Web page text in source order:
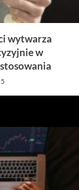
wytwarza
w